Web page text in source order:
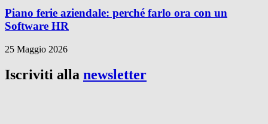
Piano ferie aziendale: perché farlo ora con un
Software HR
25 Maggio 2026
Iscriviti alla newsletter